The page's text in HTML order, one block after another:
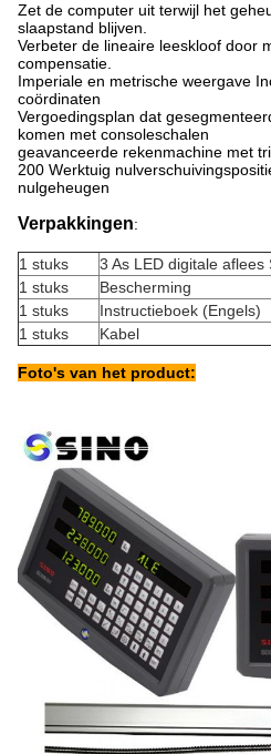
Zet de computer uit terwijl het
slaapstand blijven.
Verbeter de lineaire leeskloof door
compensatie.
Imperiale en metrische weergave
coördinaten
Vergoedingsplan dat
komen met consoleschalen
geavanceerde rekenmachine met
200 Werktuig
nulgeheugen
Verpakkingen:
1 stuks
3 As LED digitale aflees
1 stuks
Bescherming
1 stuks
Instructieboek (Engels)
1 stuks
Kabel
Foto's van het product: